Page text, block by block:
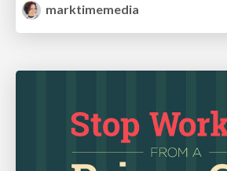
marktimemedia